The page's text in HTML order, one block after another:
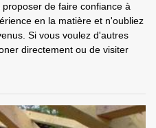
de faire confiance à
en la matière et n'oubliez
Si vous voulez d'autres
directement ou de visiter